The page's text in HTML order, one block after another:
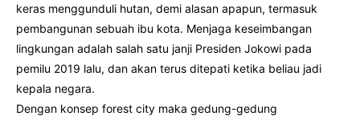
keras menggunduli hutan, demi alasan apapun, termasuk
pembangunan sebuah ibu kota. Menjaga keseimbangan
lingkungan adalah salah satu janji Presiden Jokowi pada
pemilu 2019 lalu, dan akan terus ditepati ketika beliau jadi
kepala negara.
Dengan konsep forest city maka gedung-gedung